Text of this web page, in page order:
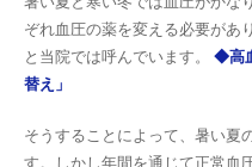
ぞれ血圧の薬を変える必要があ
と当院では呼んでいます。
◆高
替え」
そうすることによって、暑い夏
す。しかし年間を通じて正常血